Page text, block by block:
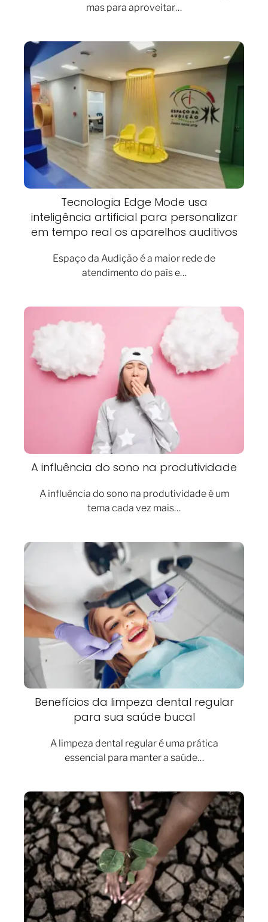
mas para aproveitar…
Tecnologia Edge Mode usa
inteligência artificial para personalizar
em tempo real os aparelhos auditivos
Espaço da Audição é a maior rede de
atendimento do país e…
A influência do sono na produtividade
A influência do sono na produtividade é um
tema cada vez mais…
Benefícios da limpeza dental regular
para sua saúde bucal
A limpeza dental regular é uma prática
essencial para manter a saúde…